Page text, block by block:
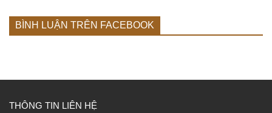
BÌNH LUẬN TRÊN FACEBOOK
THÔNG TIN LIÊN HỆ